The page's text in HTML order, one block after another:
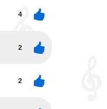
4
2
2